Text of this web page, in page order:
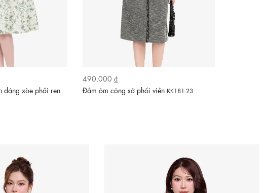
dáng xòe phối ren
490.000 ₫
Đầm ôm công sở phối viền KK181-23